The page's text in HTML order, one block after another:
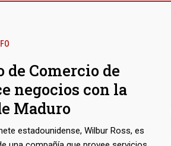
Comercio de
negocios con la
Maduro
estadounidense, Wilbur Ross, es